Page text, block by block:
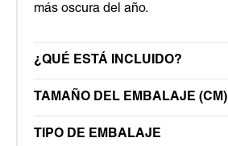
más oscura del año.
¿QUÉ ESTÁ INCLUIDO?
TAMAÑO DEL EMBALAJE (CM)
TIPO DE EMBALAJE